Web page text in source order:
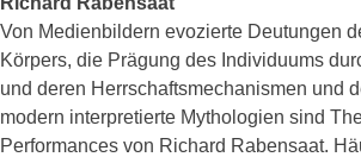
Von Medienbildern evozierte Deutungen
Körpers, die Prägung des Individuums
und deren Herrschaftsmechanismen und
modern interpretierte Mythologien sind
Performances von Richard Rabensaat.